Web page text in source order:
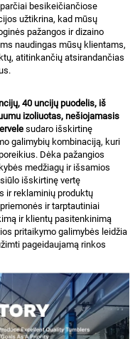
besikeičiančiose
užtikrina, kad mūsų
pažangos ir dizaino
naudingas mūsų klientams,
atitinkančių atsirandančias
40 uncijų puodelis, iš
izoliuotas, nešiojamasis
sudaro išskirtinę
galimybių kombinaciją, kuri
Dėka pažangios
medžiagų ir išsamios
išskirtinę vertę
ir reklaminių produktų
ir tarptautiniai
ir klientų pasitenkinimą
pritaikymo galimybės leidžia
pageidaujamą rinkos